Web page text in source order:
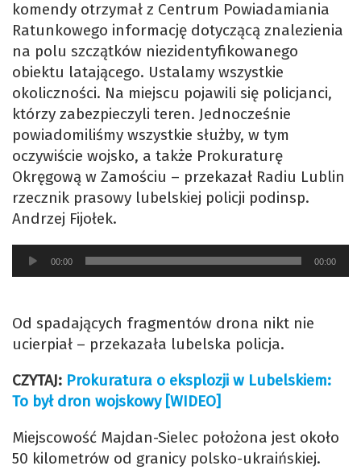
komendy otrzymał z Centrum Powiadamiania
Ratunkowego informację dotyczącą znalezienia
na polu szczątków niezidentyfikowanego
obiektu latającego. Ustalamy wszystkie
okoliczności. Na miejscu pojawili się policjanci,
którzy zabezpieczyli teren. Jednocześnie
powiadomiliśmy wszystkie służby, w tym
oczywiście wojsko, a także Prokuraturę
Okręgową w Zamościu – przekazał Radiu Lublin
rzecznik prasowy lubelskiej policji podinsp.
Andrzej Fijołek.
Odtwarzacz
plików
00:00 00:00
Od spadających fragmentów drona nikt nie
ucierpiał – przekazała lubelska policja.
CZYTAJ: Prokuratura o eksplozji w Lubelskiem:
To był dron wojskowy [WIDEO]
Miejscowość Majdan-Sielec położona jest około
50 kilometrów od granicy polsko-ukraińskiej.